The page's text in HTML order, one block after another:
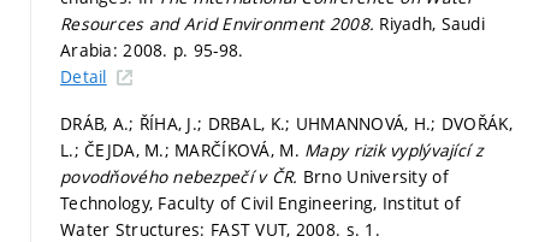
Resources and Arid Environment 2008. Riyadh, Saudi
Arabia: 2008. p. 95-98.
Detail
DRÁB, A.; ŘÍHA, J.; DRBAL, K.; UHMANNOVÁ, H.; DVOŘÁK,
L.; ČEJDA, M.; MARČÍKOVÁ, M. Mapy rizik vyplývající z
povodňového nebezpečí v ČR. Brno University of
Technology, Faculty of Civil Engineering, Institut of
Water Structures: FAST VUT, 2008. s. 1.